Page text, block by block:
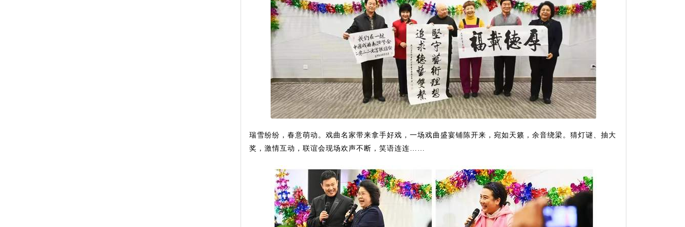
瑞雪纷纷，春意萌动。戏曲名家带来拿手好戏，一场戏曲盛宴铺陈开来，宛如天籁，余音绕梁。猜灯谜、抽大
奖，激情互动，联谊会现场欢声不断，笑语连连……